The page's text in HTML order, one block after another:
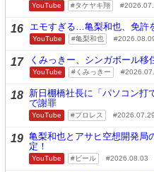
YouTube タケヤキ翔
16 エモすぎる…亀梨和也、免許
YouTube 亀梨和也
17 くみっきー、シンガポール移
YouTube くみっきー
18 新日棚橋社長に「パソコン打
で謝罪
YouTube プロレス 2026.07.29
19 亀梨和也とアサヒ空想開発局
定！
YouTube ビール 2026.08.03